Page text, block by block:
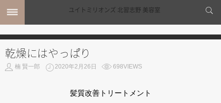
MENU
ホーム
乾燥にはやっぱり
楠 賢一郎 2020年2月26日 698VIEWS
髪質改善トリートメント